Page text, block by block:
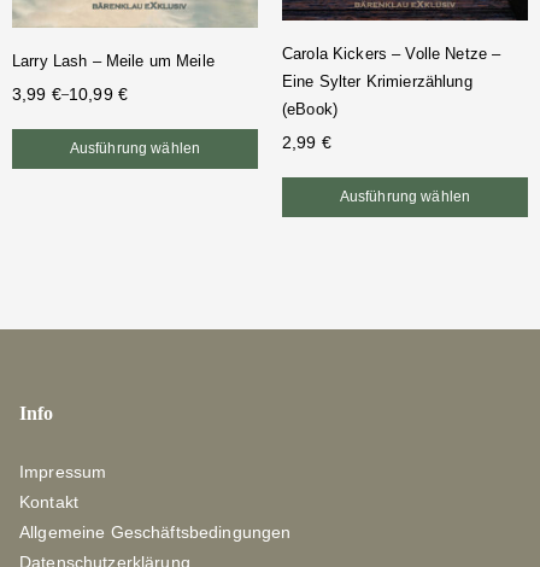
Larry Lash – Meile um Meile
3,99 €–10,99 €
Ausführung wählen
Carola Kickers – Volle Netze –
Eine Sylter Krimierzählung
(eBook)
2,99 €
Ausführung wählen
Info
Impressum
Kontakt
Allgemeine Geschäftsbedingungen
Datenschutzerklärung